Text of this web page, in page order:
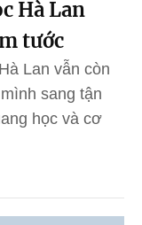
Hà Lan
tước
Lan vẫn còn
sang tận
học và cơ